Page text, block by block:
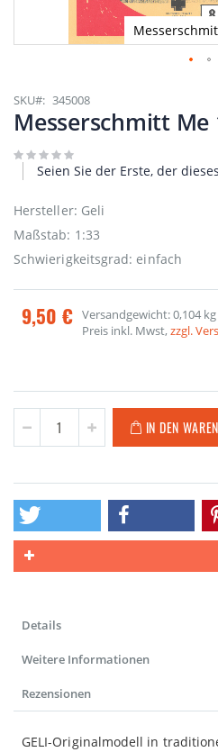
Anfang
der
Bildgalerie
SKU 345008
Messerschmitt Me
Seien Sie der Erste, der
Hersteller: Geli
Maßstab: 1:33
Schwierigkeitsgrad: einfach
9,50 € Versandgewicht: 0,104 kg
Preis inkl. Mwst,zzgl.
IN DEN
Details
Weitere Informationen
Rezensionen
GELI-Originalmodell in